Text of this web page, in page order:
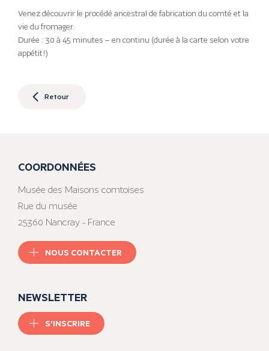
Venez découvrir le procédé ancestral de fabrication du comté et la
vie du fromager.
Durée : 30 à 45 minutes – en continu (durée à la carte selon votre
appétit!)
Retour
COORDONNÉES
Musée des Maisons comtoises
Rue du musée
25360 Nancray - France
NOUS CONTACTER
NEWSLETTER
S'INSCRIRE